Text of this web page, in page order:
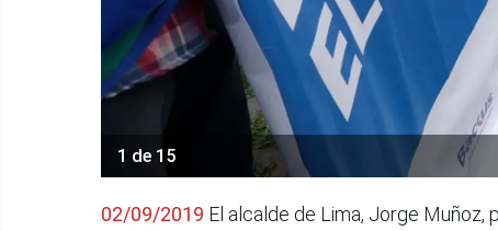
1 de 15
02/09/2019 El alcalde de Lima, Jorge